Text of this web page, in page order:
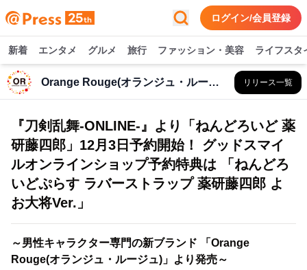
ログイン/会員登録
新着 エンタメ グルメ 旅行 ファッション・美容 ライフスタ
Orange Rouge(オランジュ・ルージュ) リリース一覧
『刀剣乱舞-ONLINE-』より「ねんどろいど 薬
研藤四郎」12月3日予約開始！ グッドスマイ
ルオンラインショップ予約特典は 「ねんどろ
いどぷらす ラバーストラップ 薬研藤四郎 よ
お大将Ver.」
～男性キャラクター専門の新ブランド 「Orange
Rouge(オランジュ・ルージュ)」より発売～